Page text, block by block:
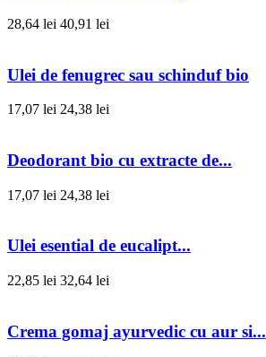
28,64 lei 40,91 lei
Ulei de fenugrec sau schinduf bio
17,07 lei 24,38 lei
Deodorant bio cu extracte de...
17,07 lei 24,38 lei
Ulei esential de eucalipt...
22,85 lei 32,64 lei
Crema gomaj ayurvedic cu aur si...